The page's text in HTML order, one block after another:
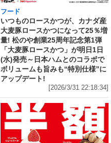
フード
いつものロースかつが、カナダ産
大麦豚ロースかつになって25％増
量! 松のや創業25周年記念第1弾
「大麦豚ロースかつ」が明日1日
(水)発売～日本ハムとのコラボで
ボリュームも旨みも“特別仕様”に
アップデート!
[2026/3/31 22:18:34]